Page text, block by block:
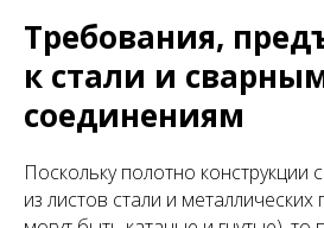
Требования,
к стали и
соединениям
Поскольку полотно конструкции
из листов стали и